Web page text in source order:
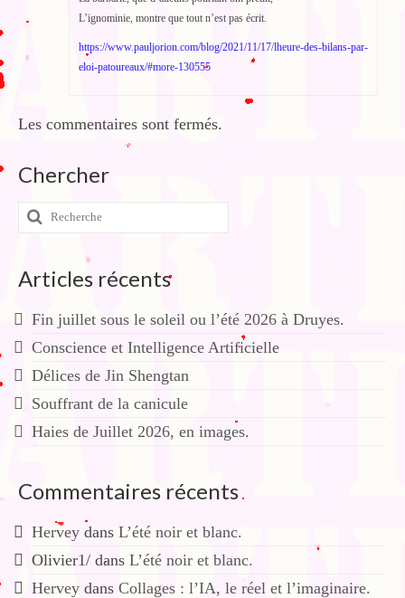
L’ignominie, montre que tout n’est pas écrit.
https://www.pauljorion.com/blog/2021/11/17/lheure-des-bilans-par-
eloi-patoureaux/#more-130555
Les commentaires sont fermés.
Chercher
Rechercher
:
Articles récents
Fin juillet sous le soleil ou l’été 2026 à Druyes.
Conscience et Intelligence Artificielle
Délices de Jin Shengtan
Souffrant de la canicule
Haies de Juillet 2026, en images.
Commentaires récents
Hervey dans L’été noir et blanc.
Olivier1/ dans L’été noir et blanc.
Hervey dans Collages : l’IA, le réel et l’imaginaire.